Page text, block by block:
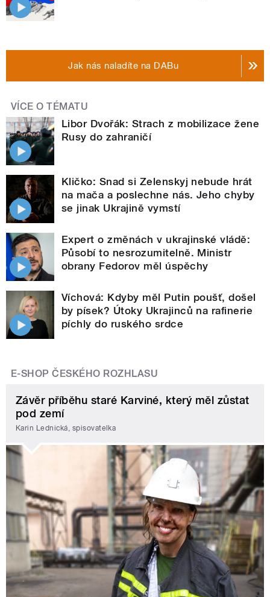
Jak nás naladíte na DABu
VÍCE O TÉMATU
Libor Dvořák: Strach z mobilizace žene
Rusy do zahraničí
Kličko: Snad si Zelenskyj nebude hrát
na mača a poslechne nás. Jeho chyby
se jinak Ukrajině vymstí
Expert o změnách v ukrajinské vládě:
Působí to nesrozumitelně. Ministr
obrany Fedorov měl úspěchy
Víchová: Kdyby měl Putin poušť, došel
by písek? Útoky Ukrajinců na rafinerie
píchly do ruského srdce
E-SHOP ČESKÉHO ROZHLASU
Závěr příběhu staré Karviné, který měl zůstat
pod zemí
Karin Lednická, spisovatelka